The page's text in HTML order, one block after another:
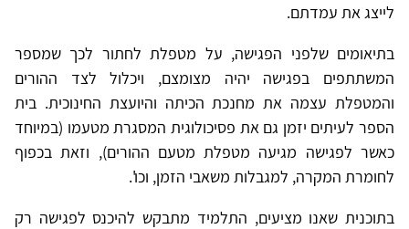
לייצג את עמדתם.
בתיאומים שלפני הפגישה, על מטפלת לחתור לכך שמספר
המשתתפים בפגישה יהיה מצומצם, ויכלול לצד ההורים
והמטפלת עצמה את מחנכת הכיתה והיועצת החינוכית. בית
הספר לעיתים יזמן גם את פסיכולוגית המסגרת מטעמו (במיוחד
כאשר לפגישה מגיעה מטפלת מטעם ההורים), וזאת בכפוף
לחומרת המקרה, למגבלות משאבי הזמן, וכו'.
בתוכנית שאנו מציעים, התלמיד מתבקש להיכנס לפגישה רק